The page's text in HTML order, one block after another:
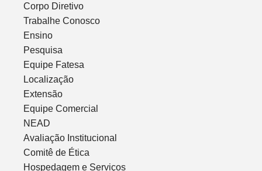
Corpo Diretivo
Trabalhe Conosco
Ensino
Pesquisa
Equipe Fatesa
Localização
Extensão
Equipe Comercial
NEAD
Avaliação Institucional
Comitê de Ética
Hospedagem e Serviços